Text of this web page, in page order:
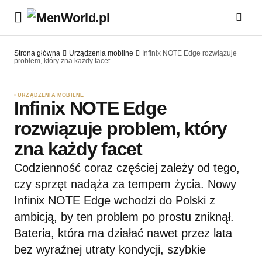
Strona główna Urządzenia mobilne
Infinix NOTE Edge rozwiązuje
problem, który zna każdy facet
URZĄDZENIA MOBILNE
Infinix NOTE Edge
rozwiązuje problem, który
zna każdy facet
Codzienność coraz częściej zależy od tego,
czy sprzęt nadąża za tempem życia. Nowy
Infinix NOTE Edge wchodzi do Polski z
ambicją, by ten problem po prostu zniknął.
Bateria, która ma działać nawet przez lata
bez wyraźnej utraty kondycji, szybkie